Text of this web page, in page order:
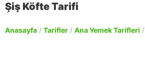
Şiş Köfte Tarifi
Anasayfa / Tarifler / Ana Yemek Tarifleri /